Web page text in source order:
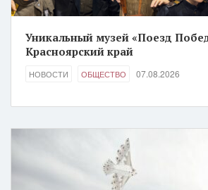
Уникальный музей «Поезд
Красноярский край
НОВОСТИ ОБЩЕСТВО 07.08.2026